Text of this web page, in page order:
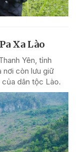
Xa Lào
Yên, tỉnh
nơi còn lưu giữ
của dân tộc Lào.